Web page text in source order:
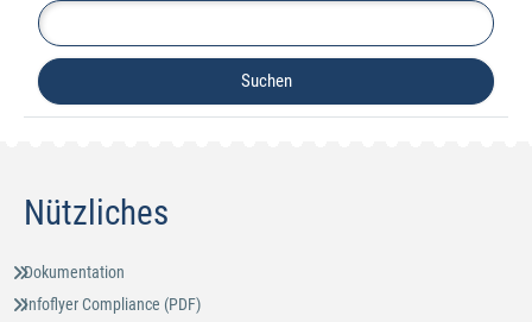
Nützliches
Dokumentation
Infoflyer Compliance (PDF)